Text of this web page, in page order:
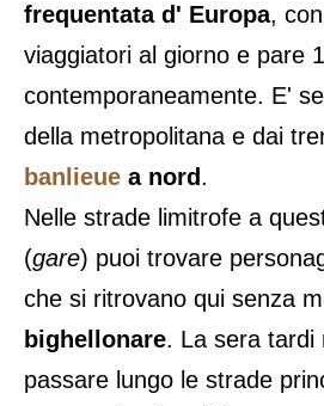
frequentata d' Europa,
viaggiatori al giorno e pare
contemporaneamente. E'
della metropolitana e dai
banlieue a nord.
Nelle strade limitrofe a
(gare) puoi trovare
che si ritrovano qui senza
bighellonare. La sera tardi
passare lungo le strade